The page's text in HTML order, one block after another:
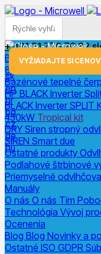
+ 421 31 770 70 82
menu
sk
en
hr
bg
cz
de
hu
Bazénové
800
Bazénové tepelné
HP BLACK Inverter
BLACK Inverter SPLIT
450kW Tropical kit
DRY Siren stropný
SIREN Smart due
Ostatné produkty
Podlahové štrbinové
Priemyselné
Manuály
O nás O nás Tím
Technológia Vývoj
Ocenenia
Blog Blog Novinky a
Ostatné ISO GDPR
VYŽIADAJTE SI